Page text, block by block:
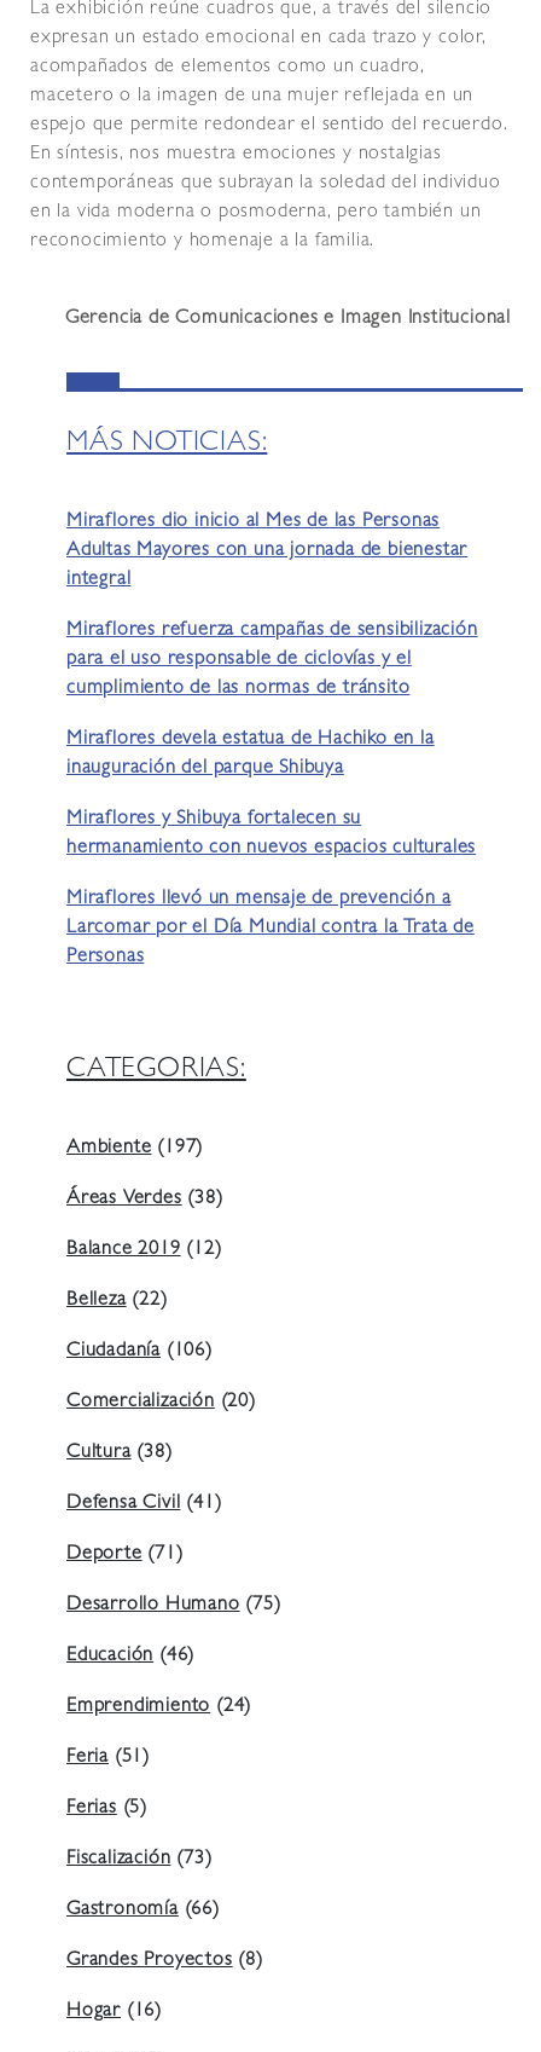
La exhibición reúne cuadros que, a través del silencio
expresan un estado emocional en cada trazo y color,
acompañados de elementos como un cuadro,
macetero o la imagen de una mujer reflejada en un
espejo que permite redondear el sentido del recuerdo.
En síntesis, nos muestra emociones y nostalgias
contemporáneas que subrayan la soledad del individuo
en la vida moderna o posmoderna, pero también un
reconocimiento y homenaje a la familia.
Gerencia de Comunicaciones e Imagen Institucional
MÁS NOTICIAS:
Miraflores dio inicio al Mes de las Personas
Adultas Mayores con una jornada de bienestar
integral
Miraflores refuerza campañas de sensibilización
para el uso responsable de ciclovías y el
cumplimiento de las normas de tránsito
Miraflores devela estatua de Hachiko en la
inauguración del parque Shibuya
Miraflores y Shibuya fortalecen su
hermanamiento con nuevos espacios culturales
Miraflores llevó un mensaje de prevención a
Larcomar por el Día Mundial contra la Trata de
Personas
CATEGORIAS:
Ambiente(197)
Áreas Verdes(38)
Balance 2019(12)
Belleza(22)
Ciudadanía (106)
Comercialización(20)
Cultura(38)
Defensa Civil(41)
Deporte(71)
Desarrollo Humano(75)
Educación(46)
Emprendimiento(24)
Feria (51)
Ferias(5)
Fiscalización(73)
Gastronomía(66)
Grandes Proyectos(8)
Hogar (16)